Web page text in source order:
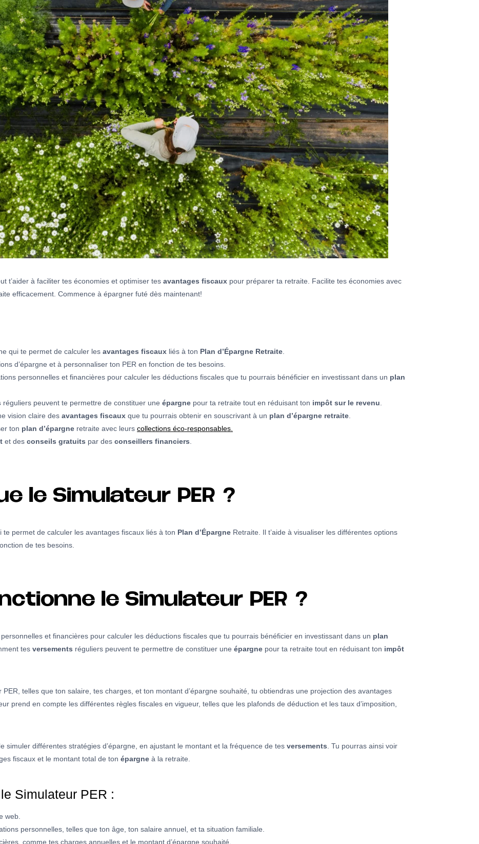
t’aider à faciliter tes économies et optimiser tes avantages fiscaux pour préparer ta retraite. Facilite tes économies avec
efficacement. Commence à épargner futé dès maintenant!
qui te permet de calculer les avantages fiscaux liés à ton Plan d’Épargne Retraite
d’épargne et à personnaliser ton PER en fonction de tes besoins.
personnelles et financières pour calculer les déductions fiscales que tu pourrais bénéficier en investissant dans un plan
réguliers peuvent te permettre de constituer une épargne pour ta retraite tout en réduisant ton impôt sur le revenu
vision claire des avantages fiscaux que tu pourrais obtenir en souscrivant à un plan d’épargne retraite
ton plan d’épargne retraite avec leurs collections éco-responsables.
et des conseils gratuits par des conseillers financiers
le Simulateur PER ?
permet de calculer les avantages fiscaux liés à ton Plan d’Épargne Retraite. Il t’aide à visualiser les différentes options
de tes besoins.
le Simulateur PER ?
et financières pour calculer les déductions fiscales que tu pourrais bénéficier en investissant dans un plan
tes versements réguliers peuvent te permettre de constituer une épargne pour ta retraite tout en réduisant ton impôt
telles que ton salaire, tes charges, et ton montant d’épargne souhaité, tu obtiendras une projection des avantages
prend en compte les différentes règles fiscales en vigueur, telles que les plafonds de déduction et les taux d’imposition,
simuler différentes stratégies d’épargne, en ajustant le montant et la fréquence de tes versements . Tu pourras ainsi voir
fiscaux et le montant total de ton épargne à la retraite.
Simulateur PER :
web.
personnelles, telles que ton âge, ton salaire annuel, et ta situation familiale.
comme tes charges annuelles et le montant d’épargne souhaité.